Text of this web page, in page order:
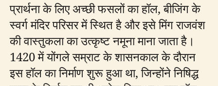
प्रार्थना के लिए अच्छी फसलों का हॉल, बीजिंग के
स्वर्ग मंदिर परिसर में स्थित है और इसे मिंग राजवंश
की वास्तुकला का उत्कृष्ट नमूना माना जाता है।
1420 में योंगले सम्राट के शासनकाल के दौरान
इस हॉल का निर्माण शुरू हुआ था, जिन्होंने निषिद्ध